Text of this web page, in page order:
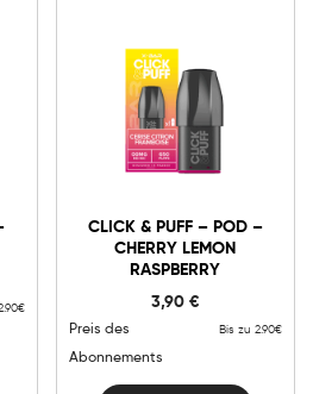
CLICK & PUFF – POD –
CHERRY LEMON
RASPBERRY
3,90 €
Preis des
Abonnements
Bis zu 2.90€
0mg 10mg
&
Puff
-
-
Cherry
In den Warenkorb